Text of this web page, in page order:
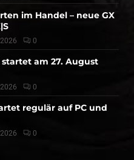
im Handel – neue GX
0
startet am 27. August
0
regulär auf PC und
0